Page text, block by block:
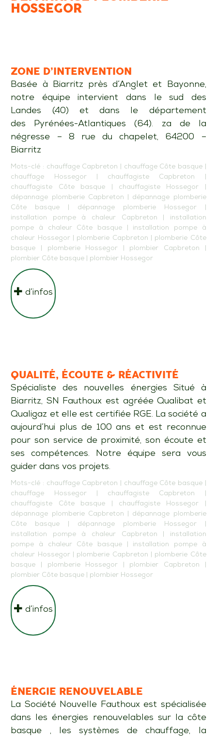
HOSSEGOR
ZONE D’INTERVENTION
Basée à Biarritz près d’Anglet et Bayonne,
notre équipe intervient dans le sud des
Landes (40) et dans le département
des Pyrénées-Atlantiques (64). za de la
négresse – 8 rue du chapelet, 64200 –
Biarritz
Mots-clé : chauffage Capbreton chauffage Côte basque|
chauffage Hossegor| chauffagiste Capbreton
chauffagiste Côte basque
chauffagiste Hossegor
dépannage plomberie Capbreton
dépannage plomberie
Côte basque
dépannage plomberie Hossegor|
installation pompe à chaleur Capbreton
installation
pompe à chaleur Côte basque
installation pompe à
chaleur Hossegor| plomberie Capbreton
plomberie Côte
basque
plomberie Hossegor plombier Capbreton
plombier Côte basque
plombier Hossegor
d’infos
QUALITÉ, ÉCOUTE & RÉACTIVITÉ
Spécialiste des nouvelles énergies Situé à
Biarritz, SN Fauthoux est agréée Qualibat et
Qualigaz et elle est certifiée RGE. La société a
aujourd’hui plus de 100 ans et est reconnue
pour son service de proximité, son écoute et
ses compétences. Notre équipe sera vous
guider dans vos projets.
Mots-clé : chauffage Capbreton chauffage Côte basque|
chauffage Hossegor| chauffagiste Capbreton
chauffagiste Côte basque
chauffagiste Hossegor
dépannage plomberie Capbreton
dépannage plomberie
Côte basque
dépannage plomberie Hossegor|
installation pompe à chaleur Capbreton
installation
pompe à chaleur Côte basque
installation pompe à
chaleur Hossegor| plomberie Capbreton
plomberie Côte
basque
plomberie Hossegor plombier Capbreton
plombier Côte basque
plombier Hossegor
d’infos
ÉNERGIE RENOUVELABLE
La Société Nouvelle Fauthoux est spécialisée
dans les énergies renouvelables sur la côte
basque , les systèmes de chauffage, la